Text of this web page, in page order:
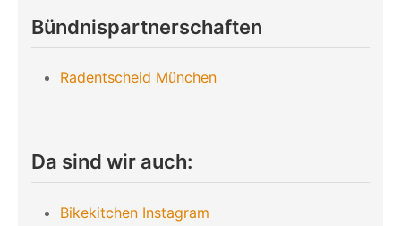
Bündnispartnerschaften
Radentscheid München
Da sind wir auch:
Bikekitchen Instagram